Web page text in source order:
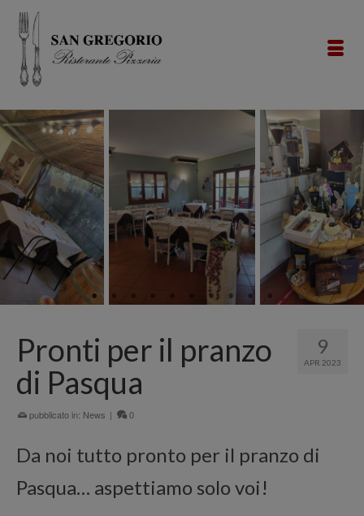
9
APR 2023
Pronti per il pranzo
di Pasqua
pubblicato in: News | 0
Da noi tutto pronto per il pranzo di
Pasqua… aspettiamo solo voi!